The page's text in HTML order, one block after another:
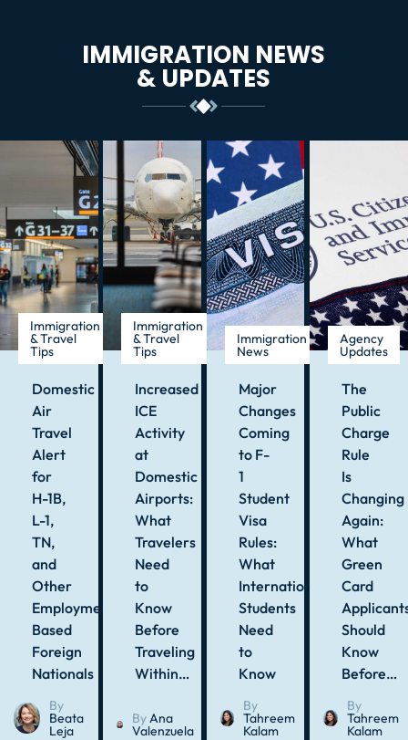
IMMIGRATION NEWS
& UPDATES
Immigration
& Travel
Tips
Domestic
Air
Travel
Alert
for
H-1B,
L-1,
TN,
and
Other
Employment-
Based
Foreign
Nationals
By
Beata
Leja
Immigration
& Travel
Tips
Increased
ICE
Activity
at
Domestic
Airports:
What
Travelers
Need
to
Know
Before
Traveling
Within…
ByAna
Valenzuela
Immigration
News
Major
Changes
Coming
to F-
1
Student
Visa
Rules:
What
International
Students
Need
to
Know
By
Tahreem
Kalam
Agency
Updates
The
Public
Charge
Rule
Is
Changing
Again:
What
Green
Card
Should
Know
Before…
By
Tahreem
Kalam